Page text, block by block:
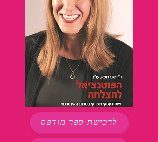
לרכישת ספר מודפס